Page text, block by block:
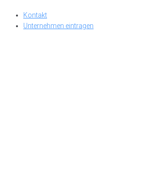
Kontakt
Unternehmen eintragen